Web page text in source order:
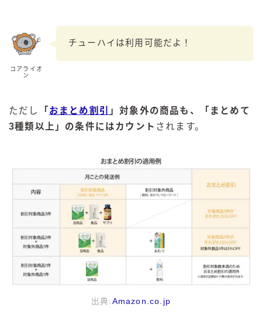
コアライオ
ン
チューハイは利用可能だよ！
ただし 「 おまとめ割引
」対象外の商品も、「まとめて
3種類以上」の条件にはカウント されます。
出典: Amazon.co.jp